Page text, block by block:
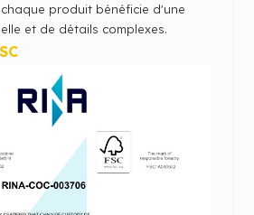
produit bénéficie d'une
et de détails complexes.